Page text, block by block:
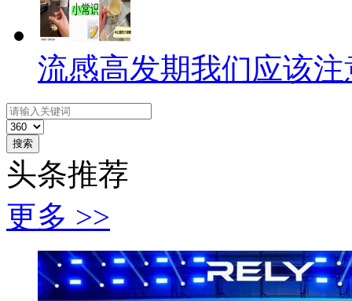
流感高发期我们应该
搜索
头条推荐
更多 >>